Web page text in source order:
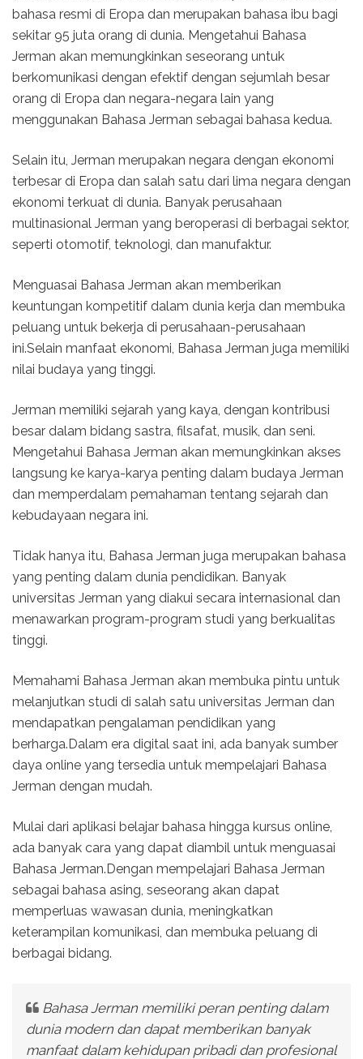
bahasa resmi di Eropa dan merupakan bahasa ibu bagi
sekitar 95 juta orang di dunia. Mengetahui Bahasa
Jerman akan memungkinkan seseorang untuk
berkomunikasi dengan efektif dengan sejumlah besar
orang di Eropa dan negara-negara lain yang
menggunakan Bahasa Jerman sebagai bahasa kedua.
Selain itu, Jerman merupakan negara dengan ekonomi
terbesar di Eropa dan salah satu dari lima negara dengan
ekonomi terkuat di dunia. Banyak perusahaan
multinasional Jerman yang beroperasi di berbagai sektor,
seperti otomotif, teknologi, dan manufaktur.
Menguasai Bahasa Jerman akan memberikan
keuntungan kompetitif dalam dunia kerja dan membuka
peluang untuk bekerja di perusahaan-perusahaan
ini.Selain manfaat ekonomi, Bahasa Jerman juga memiliki
nilai budaya yang tinggi.
Jerman memiliki sejarah yang kaya, dengan kontribusi
besar dalam bidang sastra, filsafat, musik, dan seni.
Mengetahui Bahasa Jerman akan memungkinkan akses
langsung ke karya-karya penting dalam budaya Jerman
dan memperdalam pemahaman tentang sejarah dan
kebudayaan negara ini.
Tidak hanya itu, Bahasa Jerman juga merupakan bahasa
yang penting dalam dunia pendidikan. Banyak
universitas Jerman yang diakui secara internasional dan
menawarkan program-program studi yang berkualitas
tinggi.
Memahami Bahasa Jerman akan membuka pintu untuk
melanjutkan studi di salah satu universitas Jerman dan
mendapatkan pengalaman pendidikan yang
berharga.Dalam era digital saat ini, ada banyak sumber
daya online yang tersedia untuk mempelajari Bahasa
Jerman dengan mudah.
Mulai dari aplikasi belajar bahasa hingga kursus online,
ada banyak cara yang dapat diambil untuk menguasai
Bahasa Jerman.Dengan mempelajari Bahasa Jerman
sebagai bahasa asing, seseorang akan dapat
memperluas wawasan dunia, meningkatkan
keterampilan komunikasi, dan membuka peluang di
berbagai bidang.
Bahasa Jerman memiliki peran penting dalam
dunia modern dan dapat memberikan banyak
manfaat dalam kehidupan pribadi dan profesional